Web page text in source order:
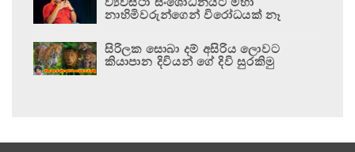
නාහිමිවරුන්ගෙන් විරෝධයක් නෑ
සිරිලක සොබා දම් අසිරිය ලොවට
කියාපාන දිවියන් ගේ දිවි සුරකිමු